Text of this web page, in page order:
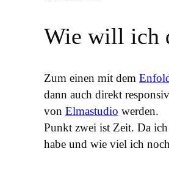
Wie will ich
Zum einen mit dem
dann auch direkt
von Elmastudio werden.
Punkt zwei ist Zeit. Da
habe und wie viel ich